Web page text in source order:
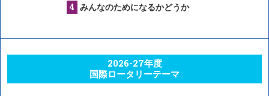
みんなのためになるかどうか
2026-27年度
国際ロータリーテーマ